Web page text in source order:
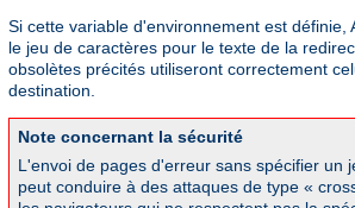
Si cette variable d'environnement est définie,
le jeu de caractères pour le texte de la
obsolètes précités utiliseront correctement
destination.
Note concernant la sécurité
L'envoi de pages d'erreur sans spécifier un
peut conduire à des attaques de type «